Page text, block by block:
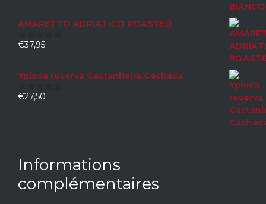
AMARETTO ADRIATICO ROASTED
0
€37,95
Ypioca reserva Castanheira Cachaca
0
€27,50
Informations
complémentaires